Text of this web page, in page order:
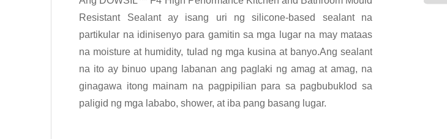
Resistant Sealant ay isang uri ng silicone-based sealant na
partikular na idinisenyo para gamitin sa mga lugar na may mataas
na moisture at humidity, tulad ng mga kusina at banyo.Ang sealant
na ito ay binuo upang labanan ang paglaki ng amag at amag, na
ginagawa itong mainam na pagpipilian para sa pagbubuklod sa
paligid ng mga lababo, shower, at iba pang basang lugar.